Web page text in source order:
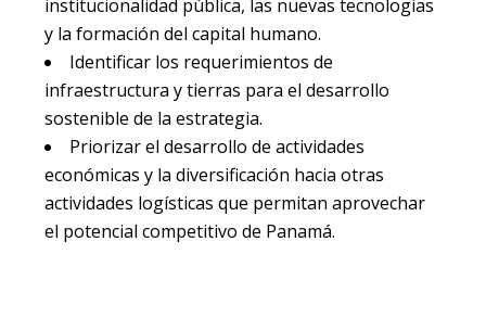
institucionalidad pública, las nuevas tecnologías
y la formación del capital humano.
Identificar los requerimientos de
infraestructura y tierras para el desarrollo
sostenible de la estrategia.
Priorizar el desarrollo de actividades
económicas y la diversificación hacia otras
actividades logísticas que permitan aprovechar
el potencial competitivo de Panamá.